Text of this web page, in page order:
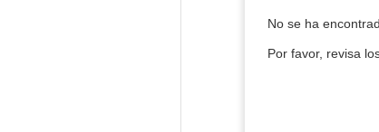
No se ha
Por favor, revisa